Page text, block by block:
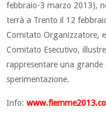
febbraio-3 marzo 2013),
terrà a Trento il 12
Comitato Organizzatore, e
Comitato Esecutivo,
rappresentare una
sperimentazione.
Info: